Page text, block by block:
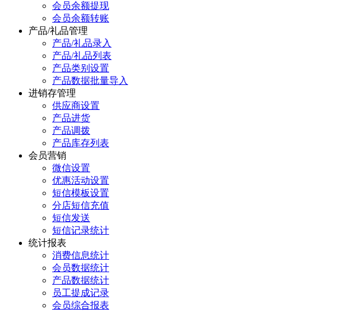
会员余额提现
会员余额转账
产品/礼品管理
产品/礼品录入
产品/礼品列表
产品类别设置
产品数据批量导入
进销存管理
供应商设置
产品进货
产品调拨
产品库存列表
会员营销
微信设置
优惠活动设置
短信模板设置
分店短信充值
短信发送
短信记录统计
统计报表
消费信息统计
会员数据统计
产品数据统计
员工提成记录
会员综合报表